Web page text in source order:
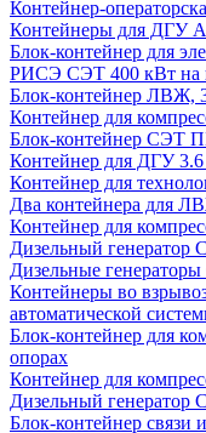
Контейнер-
Контейнеры для ДГУ
Блок-контейнер для
РИСЭ СЭТ 400 кВт
Блок-контейнер ЛВЖ,
Контейнер для
Блок-контейнер СЭТ
Контейнер для ДГУ
Контейнер для
Два контейнера для
Контейнер для
Дизельный генератор
Дизельные
Контейнеры во
автоматической
Блок-контейнер для
опорах
Контейнер для
Дизельный генератор
Блок-контейнер связи